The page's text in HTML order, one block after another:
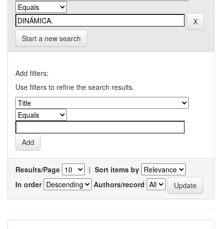
Start a new search
Add filters:
Use filters to refine the search results.
Results/Page | Sort items by
In order
Authors/record